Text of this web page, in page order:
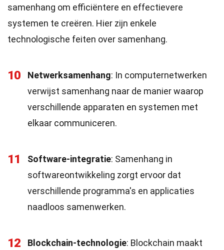
samenhang om efficiëntere en effectievere
systemen te creëren. Hier zijn enkele
technologische feiten over samenhang.
10 Netwerksamenhang: In computernetwerken
verwijst samenhang naar de manier waarop
verschillende apparaten en systemen met
elkaar communiceren.
11 Software-integratie: Samenhang in
softwareontwikkeling zorgt ervoor dat
verschillende programma's en applicaties
naadloos samenwerken.
12 Blockchain-technologie: Blockchain maakt